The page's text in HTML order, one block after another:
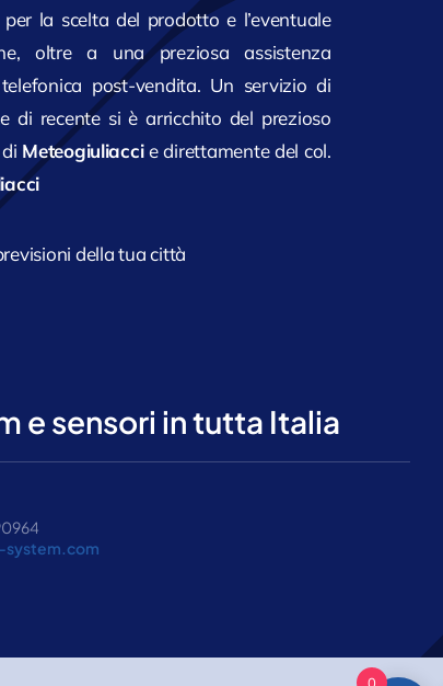
per la scelta del prodotto e l’eventuale
oltre a una preziosa assistenza
post-vendita. Un servizio di
di recente si è arricchito del prezioso
Meteogiuliaccie direttamente del col.
della tua città
e sensori in tutta Italia
system.com